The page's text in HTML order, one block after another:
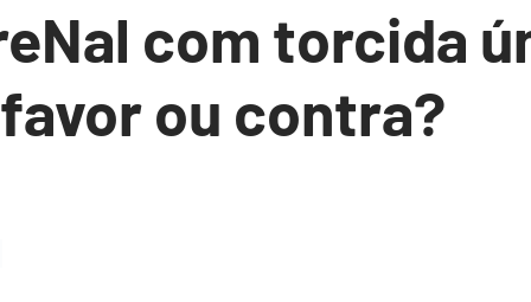
com torcida
ou contra?